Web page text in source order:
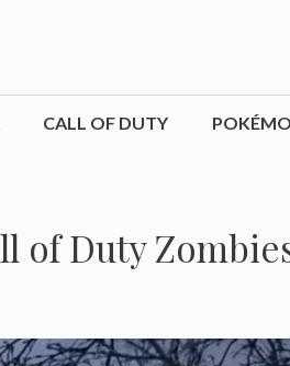
CALL OF DUTY
of Duty